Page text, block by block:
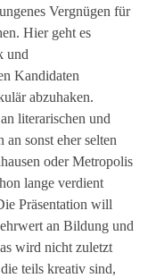
Vergnügen für
Hier geht es
und
Kandidaten
abzuhaken.
literarischen und
sonst eher selten
oder Metropolis
lange verdient
Präsentation will
an Bildung und
wird nicht zuletzt
teils kreativ sind,